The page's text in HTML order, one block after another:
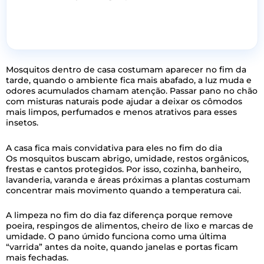
Mosquitos dentro de casa costumam aparecer no fim da
tarde, quando o ambiente fica mais abafado, a luz muda e
odores acumulados chamam atenção. Passar pano no chão
com misturas naturais pode ajudar a deixar os cômodos
mais limpos, perfumados e menos atrativos para esses
insetos.
A casa fica mais convidativa para eles no fim do dia
Os mosquitos buscam abrigo, umidade, restos orgânicos,
frestas e cantos protegidos. Por isso, cozinha, banheiro,
lavanderia, varanda e áreas próximas a plantas costumam
concentrar mais movimento quando a temperatura cai.
A limpeza no fim do dia faz diferença porque remove
poeira, respingos de alimentos, cheiro de lixo e marcas de
umidade. O pano úmido funciona como uma última
“varrida” antes da noite, quando janelas e portas ficam
mais fechadas.